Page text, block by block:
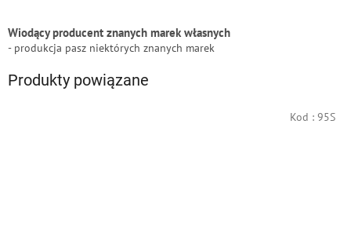
Wiodący producent znanych marek własnych
- produkcja pasz niektórych znanych marek
Produkty powiązane
Kod : 95S